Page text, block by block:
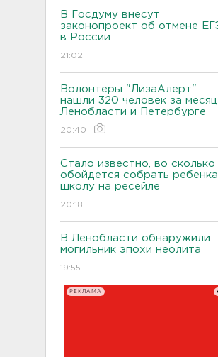
В Госдуму внесут
законопроект об отмене
в России
21:02
Волонтеры "ЛизаАлерт"
нашли 320 человек за
Ленобласти и Петербурге
20:40
Стало известно, во сколько
обойдется собрать
школу на ресейле
20:18
В Ленобласти обнаружили
могильник эпохи неолита
19:55
РЕКЛАМА